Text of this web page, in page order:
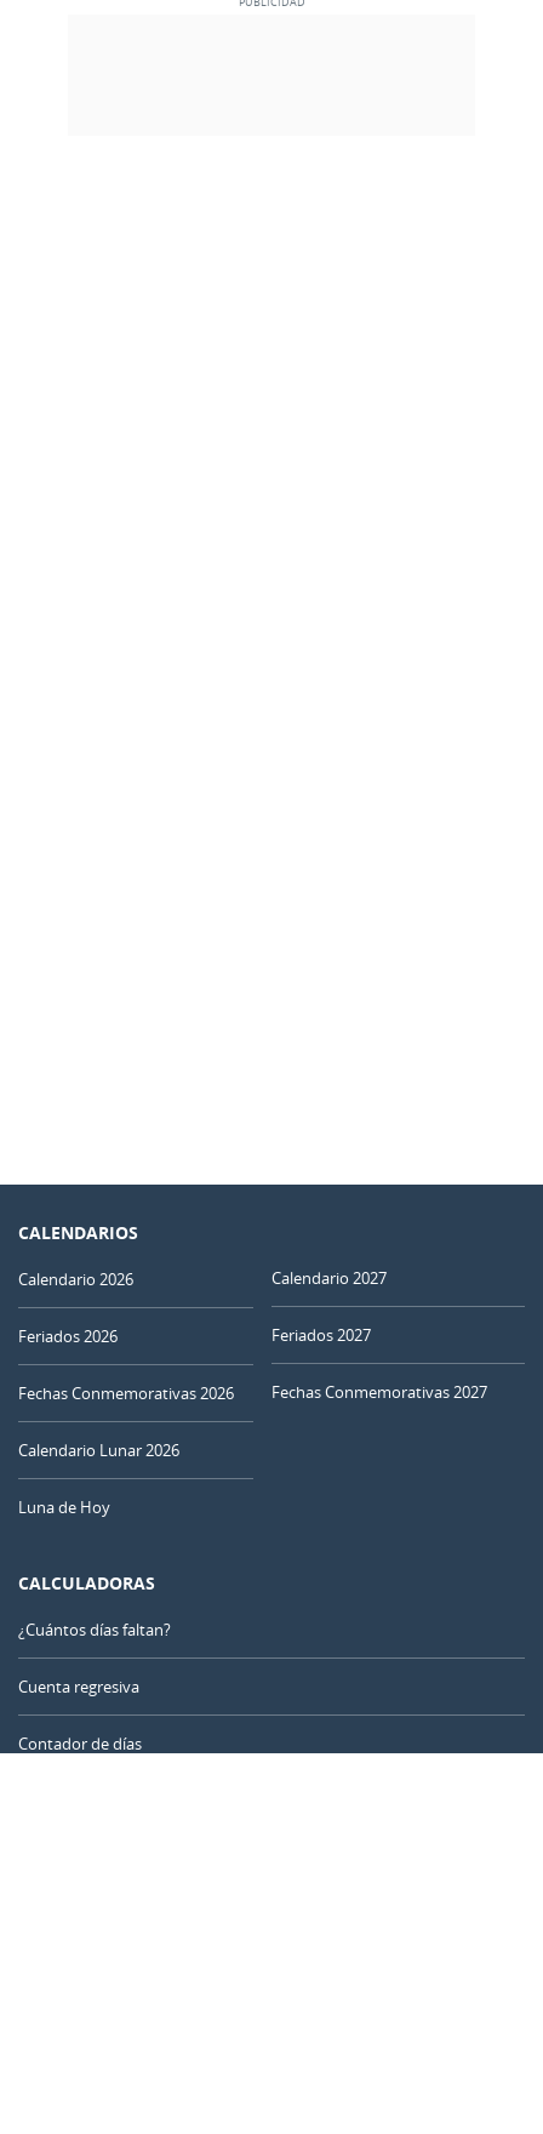
CALENDARIOS
Calendario 2026
Feriados 2026
Fechas Conmemorativas 2026
Calendario Lunar 2026
Luna de Hoy
Calendario 2027
Feriados 2027
Fechas Conmemorativas 2027
CALCULADORAS
¿Cuántos días faltan?
Cuenta regresiva
Contador de días